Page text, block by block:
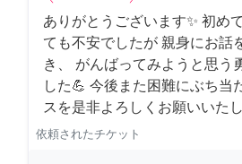
ありがとうございます✨ 初め
ても不安でしたが 親身にお話
き、 がんばってみようと思う
した💪 今後また困難にぶち当
スを是非よろしくお願いいた
依頼されたチケット